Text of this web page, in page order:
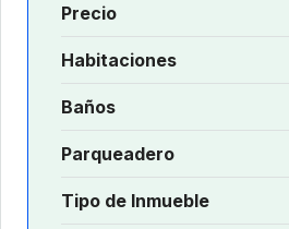
Precio
Habitaciones
Baños
Parqueadero
Tipo de Inmueble